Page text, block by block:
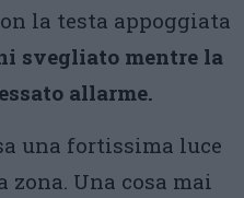
la testa appoggiata
svegliato mentre la
allarme.
una fortissima luce
Una cosa mai